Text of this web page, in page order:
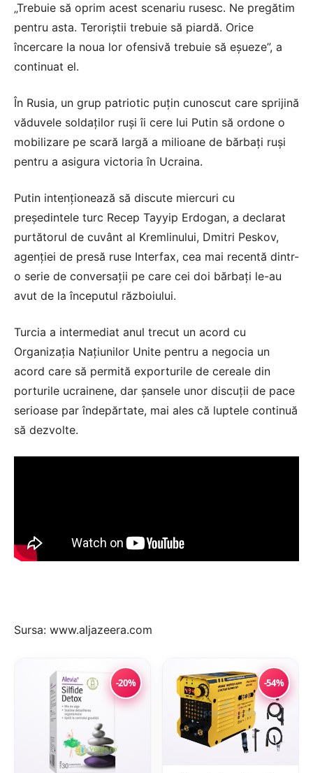
„Trebuie să oprim acest scenariu rusesc. Ne pregătim
pentru asta. Teroriştii trebuie să piardă. Orice
încercare la noua lor ofensivă trebuie să eșueze”, a
continuat el.
În Rusia, un grup patriotic puțin cunoscut care sprijină
văduvele soldaților ruși îi cere lui Putin să ordone o
mobilizare pe scară largă a milioane de bărbați ruși
pentru a asigura victoria în Ucraina.
Putin intenționează să discute miercuri cu
președintele turc Recep Tayyip Erdogan, a declarat
purtătorul de cuvânt al Kremlinului, Dmitri Peskov,
agenției de presă ruse Interfax, cea mai recentă dintr-
o serie de conversații pe care cei doi bărbați le-au
avut de la începutul războiului.
Turcia a intermediat anul trecut un acord cu
Organizația Națiunilor Unite pentru a negocia un
acord care să permită exporturile de cereale din
porturile ucrainene, dar șansele unor discuții de pace
serioase par îndepărtate, mai ales că luptele continuă
să dezvolte.
Sursa: www.aljazeera.com
-20% -54%